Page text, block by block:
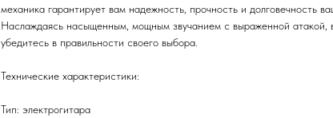
механика гарантирует вам надежность, прочность и долговечность
Наслаждаясь насыщенным, мощным звучанием с выраженной атакой,
убедитесь в правильности своего выбора.
Технические характеристики:
Тип: электрогитара